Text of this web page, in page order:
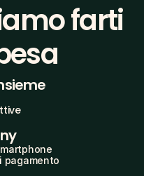
farti
pagamento